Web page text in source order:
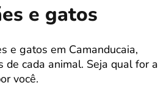
e gatos
e gatos em Camanducaia,
de cada animal. Seja qual for a
você.